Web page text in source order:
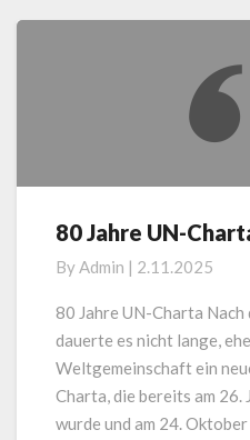
80
UN-
Charta
Josef
Bordat
80 Jahre UN-
ByAdmin | 2.11.2025
80 Jahre UN-Charta
dauerte es nicht lange,
Weltgemeinschaft ein
Charta, die bereits am
wurde und am 24.